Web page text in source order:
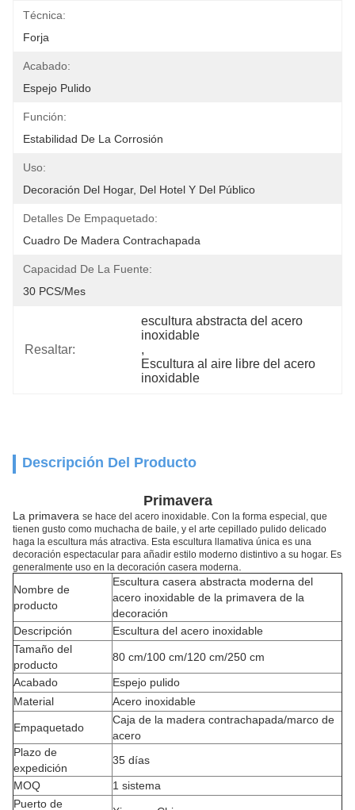
Técnica:
Forja
Acabado:
Espejo Pulido
Función:
Estabilidad De La Corrosión
Uso:
Decoración Del Hogar, Del Hotel Y Del Público
Detalles De Empaquetado:
Cuadro De Madera Contrachapada
Capacidad De La Fuente:
30 PCS/mes
Resaltar:
escultura abstracta del acero
inoxidable
,
Escultura al aire libre del acero
inoxidable
Descripción Del Producto
Primavera
La primavera se hace del acero inoxidable. Con la forma especial, que
tienen gusto como muchacha de baile, y el arte cepillado pulido delicado
haga la escultura más atractiva. Esta escultura llamativa única es una
decoración espectacular para añadir estilo moderno distintivo a su hogar. Es
generalmente uso en la decoración casera moderna
Nombre de
producto
Escultura casera abstracta moderna del
acero inoxidable de la primavera de la
decoración
Descripción
Escultura del acero inoxidable
Tamaño del
producto
80 cm/100 cm/120 cm/250 cm
Acabado
Espejo pulido
Material
Acero inoxidable
Empaquetado
Caja de la madera contrachapada/marco de
acero
Plazo de
expedición
35 días
MOQ
1 sistema
Puerto de